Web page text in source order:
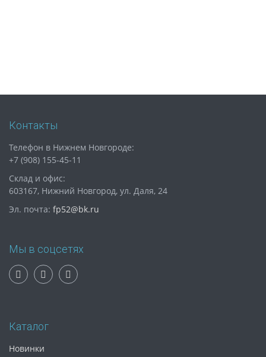
Контакты
Телефон в Нижнем Новгороде:
+7 (908) 155-45-11
Склад и офис:
603167, Нижний Новгород, ул. Даля, 24
Эл. почта: fp52@bk.ru
Мы в соцсетях
Каталог
Новинки